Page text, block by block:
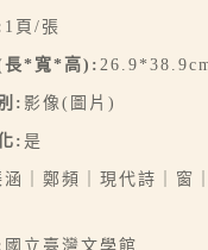
1頁/張
長*寬*高):
: 影像(圖片)
:是
涵｜鄭頻｜現代詩｜窗
國立臺灣文學館